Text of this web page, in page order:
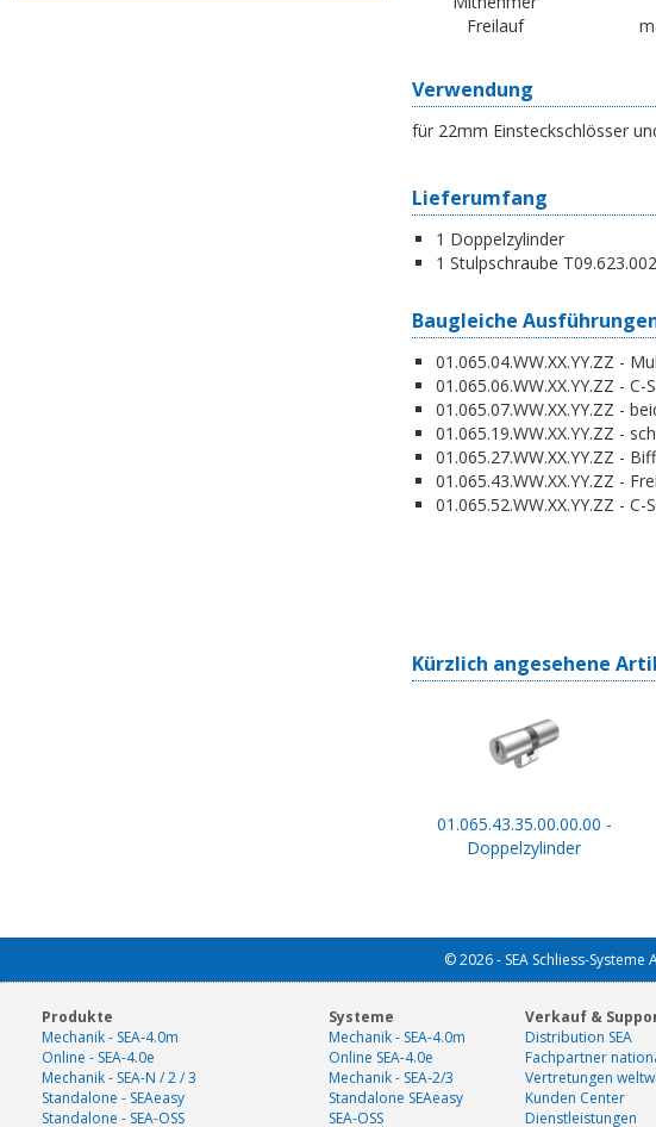
Freilauf
Verwendung
für 22mm Einsteckschlösser
Lieferumfang
1 Doppelzylinder
1 Stulpschraube
Baugleiche
01.065.04.WW.XX.YY.ZZ -
01.065.06.WW.XX.YY.ZZ - C-
01.065.07.WW.XX.YY.ZZ -
01.065.19.WW.XX.YY.ZZ -
01.065.27.WW.XX.YY.ZZ -
01.065.43.WW.XX.YY.ZZ -
01.065.52.WW.XX.YY.ZZ -
Kürzlich angesehene
01.065.43.35.00.00.00 -
Doppelzylinder
© 2026 - SEA Schliess-
Produkte
Mechanik - SEA-4.0m
Online - SEA-4.0e
Mechanik - SEA-N / 2 / 3
Standalone - SEAeasy
Standalone - SEA-OSS
Systeme
Mechanik - SEA-4.0m
Online SEA-4.0e
Mechanik - SEA-2/3
Standalone SEAeasy
SEA-OSS
Verkauf &
Distribution SEA
Fachpartner
Vertretungen
Kunden Center
Dienstleistungen